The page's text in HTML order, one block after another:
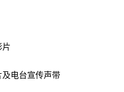
片
及电台宣传声带